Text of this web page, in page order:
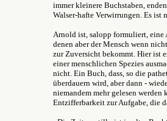
immer kleinere Buchstaben,
Walser-hafte Verwirrungen. Es ist
Arnold ist, salopp formuliert, eine
denen aber der Mensch wenn
zur Zuversicht bekommt. Hier ist
einer menschlichen Spezies
nicht. Ein Buch, dass, so die
überdauern wird, aber dann -
niemandem mehr gelesen
Entzifferbarkeit zur Aufgabe, die